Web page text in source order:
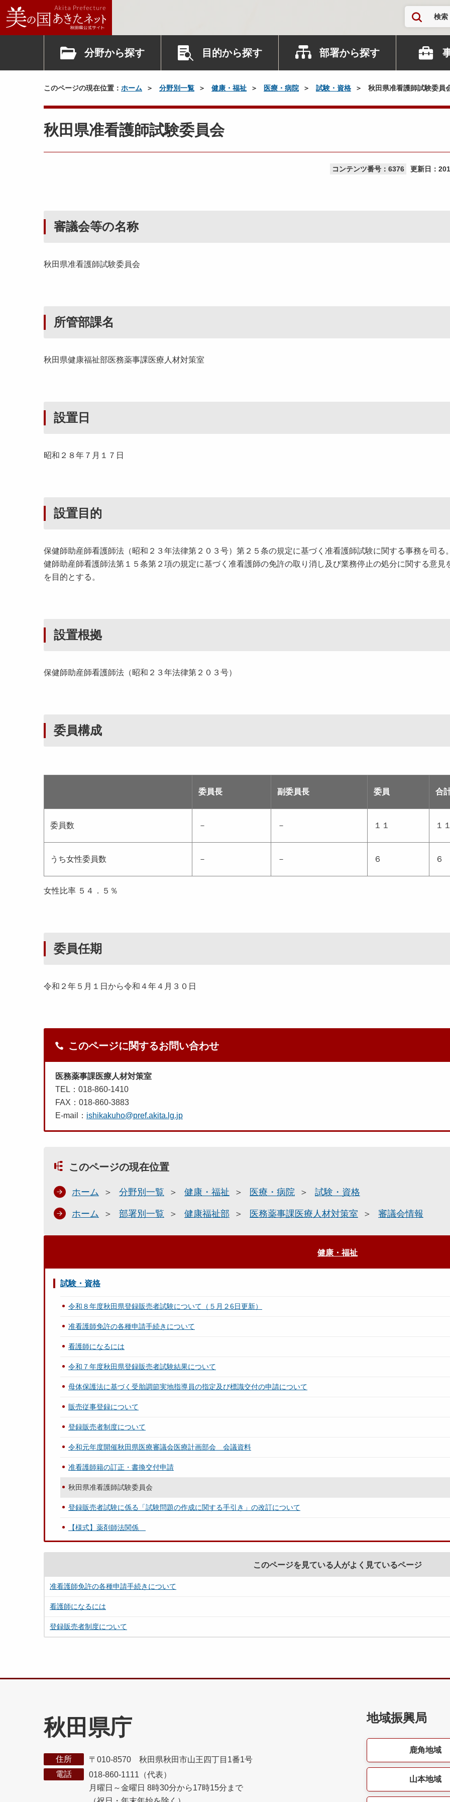
検索
分野から探す 目的から探す 部署から探す
このページの現在位置： ホーム 分野別一覧 健康・福祉 医療・病院 試験・資格 秋田県准看護師試験委員
秋田県准看護師試験委員会
コンテンツ番号：6376 更新日：
審議会等の名称
秋田県准看護師試験委員会
所管部課名
秋田県健康福祉部医務薬事課医療人材対策室
設置日
昭和２８年７月１７日
設置目的
保健師助産師看護師法（昭和２３年法律第２０３号）第２５条の規定に基づく准看護師試験に関する事務を司る
健師助産師看護師法第１５条第２項の規定に基づく准看護師の免許の取り消し及び業務停止の処分に関する意見
を目的とする。
設置根拠
保健師助産師看護師法（昭和２３年法律第２０３号）
委員構成
委員長 副委員長 委員 合
委員数 － － １１ １
うち女性委員数 － － ６ ６
女性比率 ５４．５％
委員任期
令和２年５月１日から令和４年４月３０日
このページに関するお問い合わせ
医務薬事課医療人材対策室
TEL：018-860-1410
FAX：018-860-3883
E-mail： ishikakuho@pref.akita.lg.jp
このページの現在位置
ホーム 分野別一覧 健康・福祉 医療・病院 試験・資格
ホーム 部署別一覧 健康福祉部 医務薬事課医療人材対策室 審議会情報
健康・福祉
試験・資格
令和８年度秋田県登録販売者試験について（５月２6日更新）
准看護師免許の各種申請手続きについて
看護師になるには
令和７年度秋田県登録販売者試験結果について
母体保護法に基づく受胎調節実地指導員の指定及び標識交付の申請について
販売従事登録について
登録販売者制度について
令和元年度開催秋田県医療審議会医療計画部会 会議資料
准看護師籍の訂正・書換交付申請
秋田県准看護師試験委員会
登録販売者試験に係る「試験問題の作成に関する手引き」の改訂について
【様式】薬剤師法関係
このページを見ている人がよく見ているページ
准看護師免許の各種申請手続きについて
看護師になるには
登録販売者制度について
秋田県庁
住所
〒010-8570 秋田県秋田市山王四丁目1番1号
電話
018-860-1111（代表）
月曜日～金曜日 8時30分から17時15分まで
地域振興局
鹿角地域
山本地域